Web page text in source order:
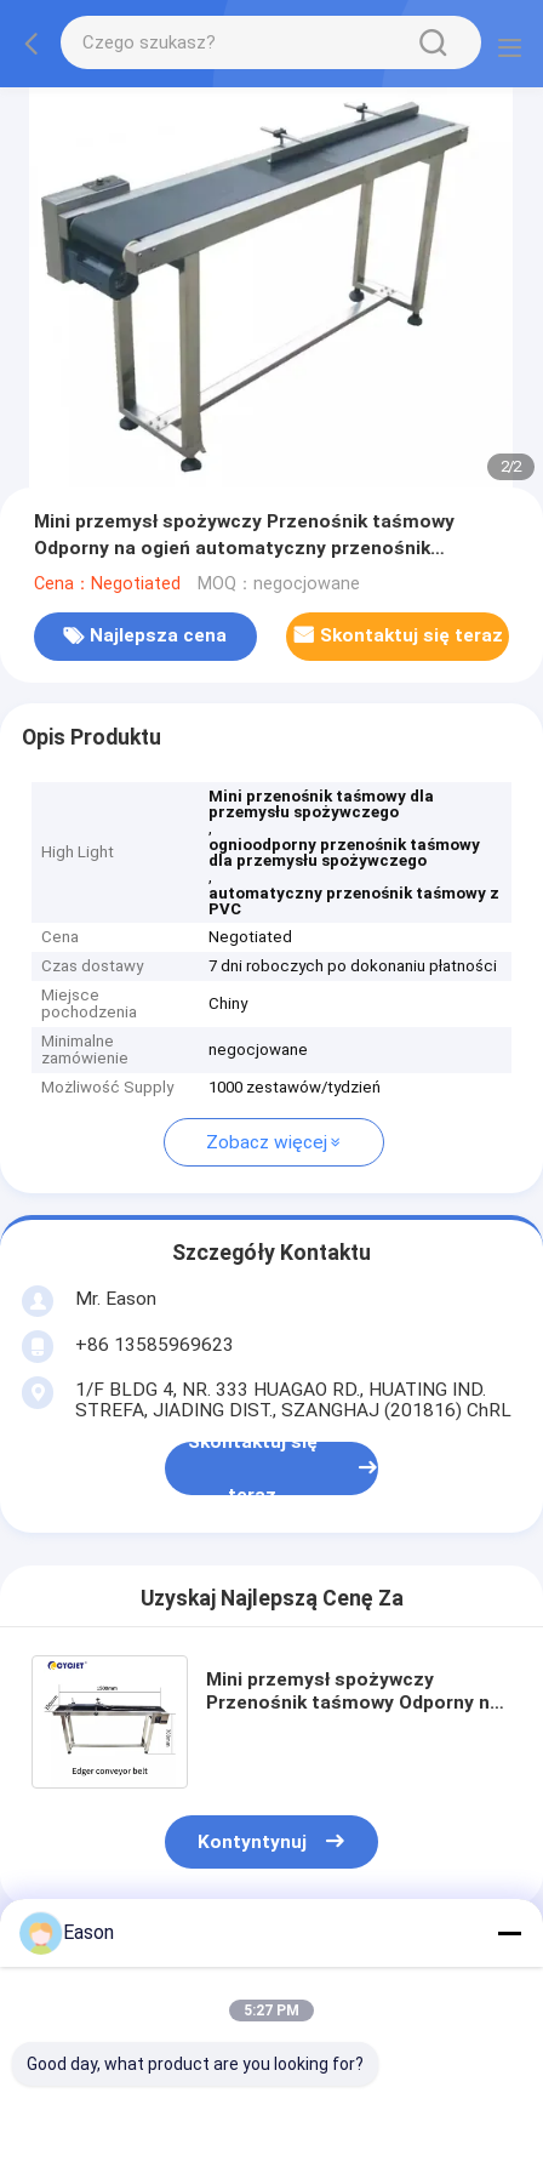
2/2
Mini przemysł spożywczy Przenośnik taśmowy
Odporny na ogień automatyczny przenośnik
taśmowy z PVC
Cena：Negotiated MOQ：negocjowane
Najlepsza cena Skontaktuj się teraz
Opis Produktu
High Light
Mini przenośnik taśmowy dla
przemysłu spożywczego
,
ognioodporny przenośnik taśmowy
dla przemysłu spożywczego
,
automatyczny przenośnik taśmowy z
PVC
Cena
Negotiated
Czas dostawy
7 dni roboczych po dokonaniu płatności
Miejsce
pochodzenia
Chiny
Minimalne
zamówienie
negocjowane
Możliwość Supply 1000 zestawów/tydzień
Zobacz więcej
Szczegóły Kontaktu
Mr. Eason
+86 13585969623
1/F BLDG 4, NR. 333 HUAGAO RD., HUATING IND.
STREFA, JIADING DIST., SZANGHAJ (201816) ChRL
Skontaktuj się
teraz
Uzyskaj Najlepszą Cenę Za
Mini przemysł spożywczy
Przenośnik taśmowy Odporny na
Kontyntynuj
Polecane Produkty
Eason
5:27 PM
Good day, what product are you looking for?